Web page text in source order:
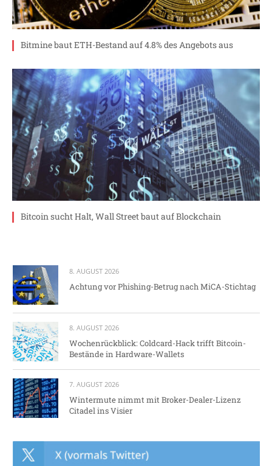
Bitmine baut ETH-Bestand auf 4.8% des Angebots aus
Bitcoin sucht Halt, Wall Street baut auf Blockchain
8. AUGUST 2026
Achtung vor Phishing-Betrug nach MiCA-Stichtag
8. AUGUST 2026
Wochenrückblick: Coldcard-Hack trifft Bitcoin-
Bestände in Hardware-Wallets
7. AUGUST 2026
Wintermute nimmt mit Broker-Dealer-Lizenz
Citadel ins Visier